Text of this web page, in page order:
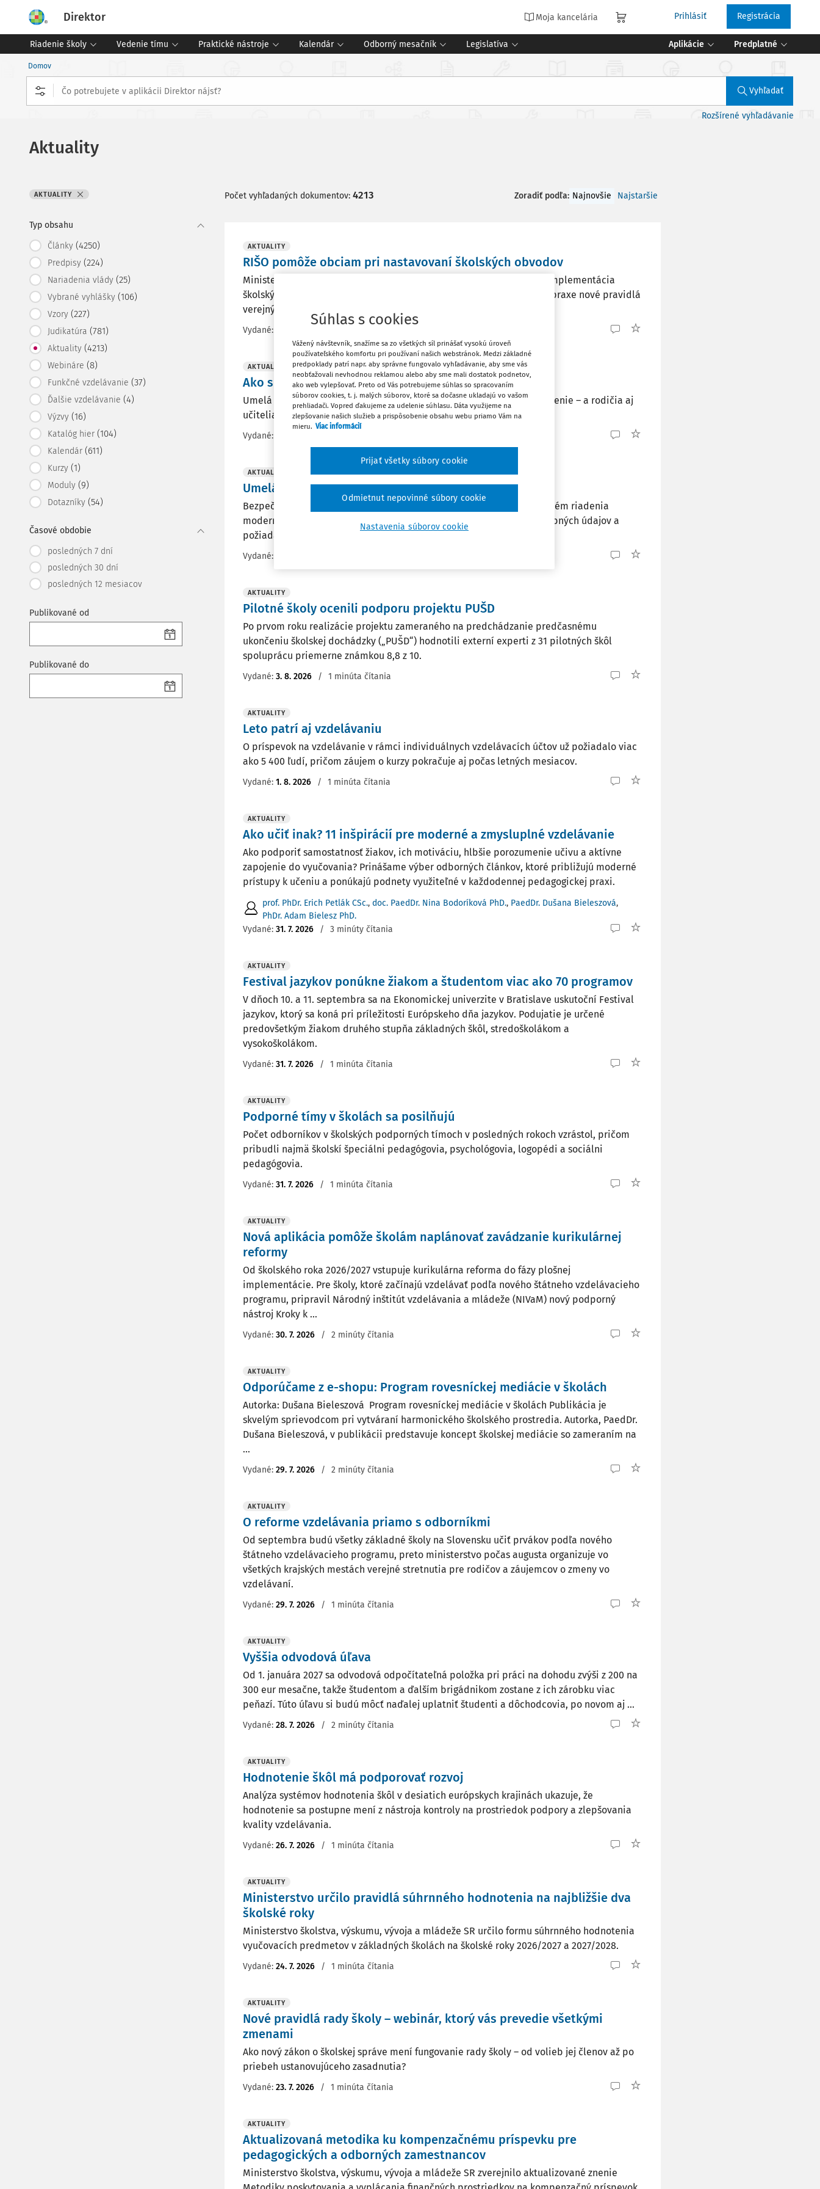
Direktor Moja kancelária Prihlásiť Registrácia
Riadenie školy Vedenie tímu Praktické nástroje Kalendár Odborný mesačník Legislatíva Aplikácie Predplatné
Domov
Vyhľadať
Rozšírené vyhľadávanie
Aktuality
AKTUALITY
Typ obsahu
Články (4250)
Predpisy (224)
Nariadenia vlády (25)
Vybrané vyhlášky (106)
Vzory (227)
Judikatúra (781)
Aktuality (4213)
Webináre (8)
Funkčné vzdelávanie (37)
Ďalšie vzdelávanie (4)
Výzvy (16)
Katalóg hier (104)
Kalendár (611)
Kurzy (1)
Moduly (9)
Dotazníky (54)
Časové obdobie
posledných 7 dní
posledných 30 dní
posledných 12 mesiacov
Publikované od
Publikované do
Počet vyhľadaných dokumentov: 4213 Zoradiť podľa: Najnovšie Najstaršie
AKTUALITY
RIŠO pomôže obciam pri nastavovaní školských obvodov
Ministerstvo školstva vyhlásilo výzvu na národný projekt Regionálna implementácia
školských obvodov (RIŠO), ktorý má pomôcť samosprávam zaviesť do praxe nové pravidlá
verejných školských obvodov.
Vydané:
AKTUALITY
Ako sprevádzať deti svetom umelej inteligencie
Umelá inteligencia už bežne vstupuje do života detí – od hier až po učenie – a rodičia aj
učitelia by mali rozumieť jej možnostiam aj rizikám.
Vydané:
AKTUALITY
Umelá inteligencia v školách
Bezpečné využívanie umelej inteligencie sa stáva jednou z kľúčových tém riadenia
modernej školy – od pravidiel pre učiteľov a žiakov až po ochranu osobných údajov a
požiadavky EÚ.
Vydané:
AKTUALITY
Pilotné školy ocenili podporu projektu PUŠD
Po prvom roku realizácie projektu zameraného na predchádzanie predčasnému
ukončeniu školskej dochádzky („PUŠD“) hodnotili externí experti z 31 pilotných škôl
spoluprácu priemerne známkou 8,8 z 10.
Vydané: 3. 8. 2026 / 1 minúta čítania
AKTUALITY
Leto patrí aj vzdelávaniu
O príspevok na vzdelávanie v rámci individuálnych vzdelávacích účtov už požiadalo viac
ako 5 400 ľudí, pričom záujem o kurzy pokračuje aj počas letných mesiacov.
Vydané: 1. 8. 2026 / 1 minúta čítania
AKTUALITY
Ako učiť inak? 11 inšpirácií pre moderné a zmysluplné vzdelávanie
Ako podporiť samostatnosť žiakov, ich motiváciu, hlbšie porozumenie učivu a aktívne
zapojenie do vyučovania? Prinášame výber odborných článkov, ktoré približujú moderné
prístupy k učeniu a ponúkajú podnety využiteľné v každodennej pedagogickej praxi.
prof. PhDr. Erich Petlák CSc., doc. PaedDr. Nina Bodoríková PhD., PaedDr. Dušana Bieleszová,
PhDr. Adam Bielesz PhD.
Vydané: 31. 7. 2026 / 3 minúty čítania
AKTUALITY
Festival jazykov ponúkne žiakom a študentom viac ako 70 programov
V dňoch 10. a 11. septembra sa na Ekonomickej univerzite v Bratislave uskutoční Festival
jazykov, ktorý sa koná pri príležitosti Európskeho dňa jazykov. Podujatie je určené
predovšetkým žiakom druhého stupňa základných škôl, stredoškolákom a
vysokoškolákom.
Vydané: 31. 7. 2026 / 1 minúta čítania
AKTUALITY
Podporné tímy v školách sa posilňujú
Počet odborníkov v školských podporných tímoch v posledných rokoch vzrástol, pričom
pribudli najmä školskí špeciálni pedagógovia, psychológovia, logopédi a sociálni
pedagógovia.
Vydané: 31. 7. 2026 / 1 minúta čítania
AKTUALITY
Nová aplikácia pomôže školám naplánovať zavádzanie kurikulárnej
reformy
Od školského roka 2026/2027 vstupuje kurikulárna reforma do fázy plošnej
implementácie. Pre školy, ktoré začínajú vzdelávať podľa nového štátneho vzdelávacieho
programu, pripravil Národný inštitút vzdelávania a mládeže (NIVaM) nový podporný
nástroj Kroky k ...
Vydané: 30. 7. 2026 / 2 minúty čítania
AKTUALITY
Odporúčame z e-shopu: Program rovesníckej mediácie v školách
Autorka: Dušana Bieleszová Program rovesníckej mediácie v školách Publikácia je
skvelým sprievodcom pri vytváraní harmonického školského prostredia. Autorka, PaedDr.
Dušana Bieleszová, v publikácii predstavuje koncept školskej mediácie so zameraním na
...
Vydané: 29. 7. 2026 / 2 minúty čítania
AKTUALITY
O reforme vzdelávania priamo s odborníkmi
Od septembra budú všetky základné školy na Slovensku učiť prvákov podľa nového
štátneho vzdelávacieho programu, preto ministerstvo počas augusta organizuje vo
všetkých krajských mestách verejné stretnutia pre rodičov a záujemcov o zmeny vo
vzdelávaní.
Vydané: 29. 7. 2026 / 1 minúta čítania
AKTUALITY
Vyššia odvodová úľava
Od 1. januára 2027 sa odvodová odpočítateľná položka pri práci na dohodu zvýši z 200 na
300 eur mesačne, takže študentom a ďalším brigádnikom zostane z ich zárobku viac
peňazí. Túto úľavu si budú môcť naďalej uplatniť študenti a dôchodcovia, po novom aj ...
Vydané: 28. 7. 2026 / 2 minúty čítania
AKTUALITY
Hodnotenie škôl má podporovať rozvoj
Analýza systémov hodnotenia škôl v desiatich európskych krajinách ukazuje, že
hodnotenie sa postupne mení z nástroja kontroly na prostriedok podpory a zlepšovania
kvality vzdelávania.
Vydané: 26. 7. 2026 / 1 minúta čítania
AKTUALITY
Ministerstvo určilo pravidlá súhrnného hodnotenia na najbližšie dva
školské roky
Ministerstvo školstva, výskumu, vývoja a mládeže SR určilo formu súhrnného hodnotenia
vyučovacích predmetov v základných školách na školské roky 2026/2027 a 2027/2028.
Vydané: 24. 7. 2026 / 1 minúta čítania
AKTUALITY
Nové pravidlá rady školy – webinár, ktorý vás prevedie všetkými
zmenami
Ako nový zákon o školskej správe mení fungovanie rady školy – od volieb jej členov až po
priebeh ustanovujúceho zasadnutia?
Vydané: 23. 7. 2026 / 1 minúta čítania
AKTUALITY
Aktualizovaná metodika ku kompenzačnému príspevku pre
pedagogických a odborných zamestnancov
Ministerstvo školstva, výskumu, vývoja a mládeže SR zverejnilo aktualizované znenie
Súhlas s cookies
Vážený návštevník, snažíme sa zo všetkých síl prinášať vysokú úroveň
používateľského komfortu pri používaní našich webstránok. Medzi základné
predpoklady patrí napr. aby správne fungovalo vyhľadávanie, aby sme vás
neobťažovali nevhodnou reklamou alebo aby sme mali dostatok podnetov,
ako web vylepšovať. Preto od Vás potrebujeme súhlas so spracovaním
súborov cookies, t. j. malých súborov, ktoré sa dočasne ukladajú vo vašom
prehliadači. Vopred ďakujeme za udelenie súhlasu. Dáta využijeme na
zlepšovanie našich služieb a prispôsobenie obsahu webu priamo Vám na
mieru. Viac informácií
Nastavenia súborov cookie
Odmietnut nepovinné súbory cookie
Prijať všetky súbory cookie